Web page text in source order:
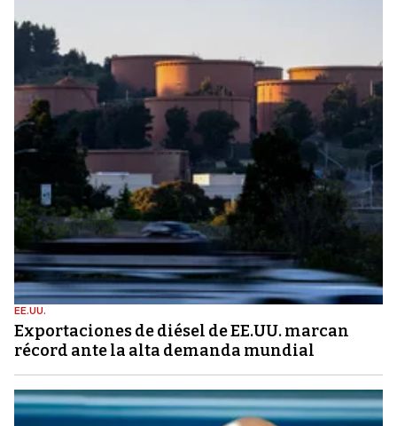
EE.UU.
Exportaciones de diésel de EE.UU. marcan
récord ante la alta demanda mundial